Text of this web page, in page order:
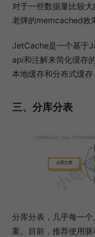
对于一些数据量比较
老牌的memcached效
JetCache是一个基于
api和注解来简化缓存
本地缓存和分布式缓存
三、分库分表
分库分表，几乎每一
案。目前，推荐使用驱